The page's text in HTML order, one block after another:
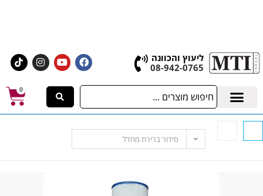
ליעוץ והכוונה
08-942-0765
0
סידור ברירת מחדל